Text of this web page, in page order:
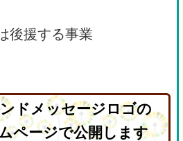
後援する事業
ドメッセージロゴの
ページで公開します